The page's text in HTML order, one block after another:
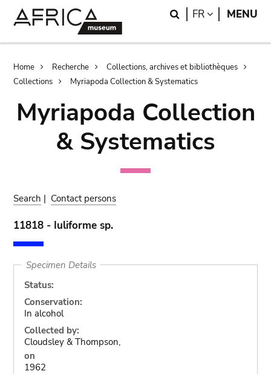
Search
FR LANGUAGE
MENU
Breadcrumb
Home Recherche
Collections, archives et bibliothèques
Collections
Myriapoda Collection & Systematics
Myriapoda Collection
& Systematics
Search | Contact persons
11818 - Iuliforme sp.
Specimen Details
Status:
Conservation:
In alcohol
Collected by:
Cloudsley & Thompson,
on
1962